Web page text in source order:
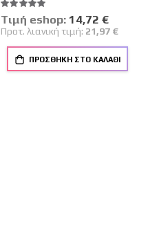
Βαθμολογία:
100%
Tιμή eshop: Ειδική
Τιμή
14,72 €
Προτ. λιανική τιμή: 21,97 €
ΠΡΟΣΘΉΚΗ ΣΤΟ ΚΑΛΆΘΙ